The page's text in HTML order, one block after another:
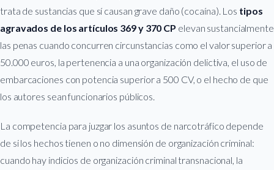
trata de sustancias que sí causan grave daño (cocaína). Los tipos
agravados de los artículos 369 y 370 CP elevan sustancialmente
las penas cuando concurren circunstancias como el valor superior a
50.000 euros, la pertenencia a una organización delictiva, el uso de
embarcaciones con potencia superior a 500 CV, o el hecho de que
los autores sean funcionarios públicos.
La competencia para juzgar los asuntos de narcotráfico depende
de si los hechos tienen o no dimensión de organización criminal:
cuando hay indicios de organización criminal transnacional, la